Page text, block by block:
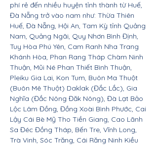
phí rẻ đến nhiều huyện tỉnh thành từ Huế,
Đà Nẵng trở vào nam như: Thừa Thiên
Huế, Đà Nẵng, Hội An, Tam Kỳ tỉnh Quảng
Nam, Quảng Ngãi, Quy Nhơn Bình Định,
Tuy Hòa Phú Yên, Cam Ranh Nha Trang
Khánh Hòa, Phan Rang Tháp Chàm Ninh
Thuận, Mũi Né Phan Thiết Bình Thuận,
Pleiku Gia Lai, Kon Tum, Buôn Ma Thuột
(Buôn Mê Thuột) Daklak (Đắc Lắc), Gia
Nghĩa (Đắc Nông Đăk Nông), Đà Lạt Bảo
Lộc Lâm Đồng, Đồng Xoài Bình Phước, Cai
Lậy Cái Bè Mỹ Tho Tiền Giang, Cao Lãnh
Sa Đéc Đồng Tháp, Bến Tre, Vĩnh Long,
Trà Vinh, Sóc Trăng, Cái Răng Ninh Kiều